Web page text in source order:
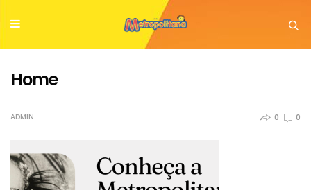
Home
ADMIN 0 0